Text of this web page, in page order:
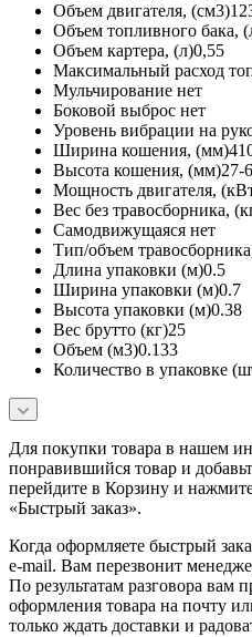
Объем двигателя,
Объем топливного бака,
Объем картера, (л)0,55
Максимальный расход
Мульчирование нет
Боковой выброс нет
Уровень вибрации на
Ширина кошения,
Высота кошения, (мм)27-
Мощность двигателя,
Вес без травосборника,
Самодвижущаяся нет
Тип/объем
Длина упаковки (м)0.5
Ширина упаковки (м)0.7
Высота упаковки (м)0.38
Вес брутто (кг)25
Объем (м3)0.133
Количество в упаковке
Для покупки товара в нашем
понравившийся товар и
перейдите в Корзину и
«Быстрый заказ».
Когда оформляете быстрый
e-mail. Вам перезвонит
По результатам разговора вам
оформления товара на почту
только ждать доставки и